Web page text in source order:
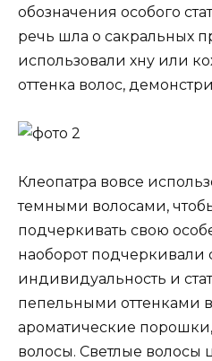
обозначения особого
речь шла о сакральных
использовали хну или
оттенка волос,
Клеопатра вовсе
темными волосами,
подчеркивать свою
наоборот подчеркивали
индивидуальность и
пепельными оттенками
ароматические
волосы. Светлые